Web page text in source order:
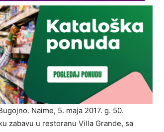
Naime, 5. maja 2017. g. 50.
zabavu u restoranu Villa Grande, sa